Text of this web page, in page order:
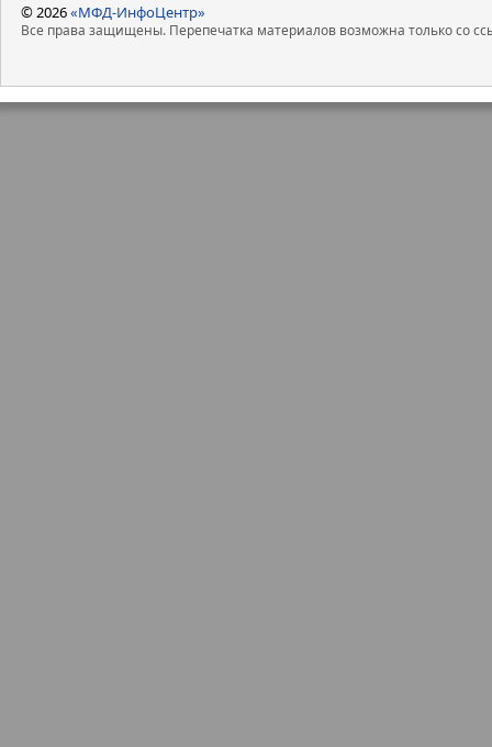
© 2026«МФД-ИнфоЦентр»
Все права защищены. Перепечатка материалов возможна только со